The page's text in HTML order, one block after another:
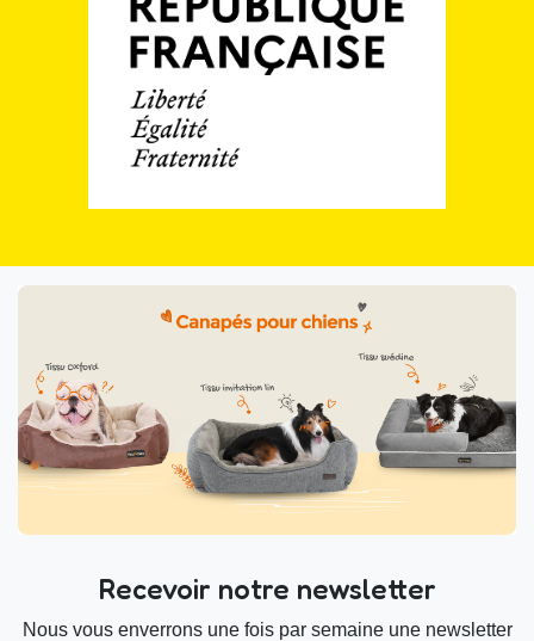
Recevoir notre newsletter
Nous vous enverrons une fois par semaine une newsletter